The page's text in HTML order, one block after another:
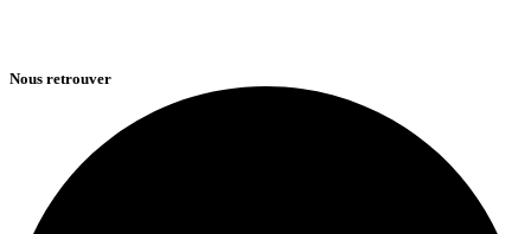
Nous retrouver